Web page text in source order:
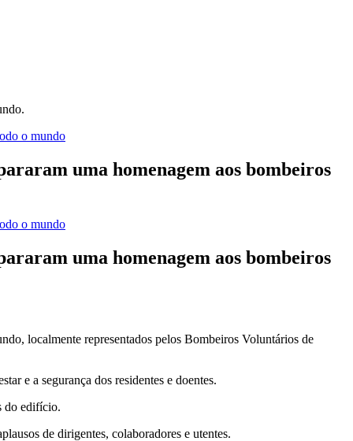
uma homenagem aos bombeiros
uma homenagem aos bombeiros
localmente representados pelos Bombeiros Voluntários de
e a segurança dos residentes e doentes.
do edifício.
de dirigentes, colaboradores e utentes.